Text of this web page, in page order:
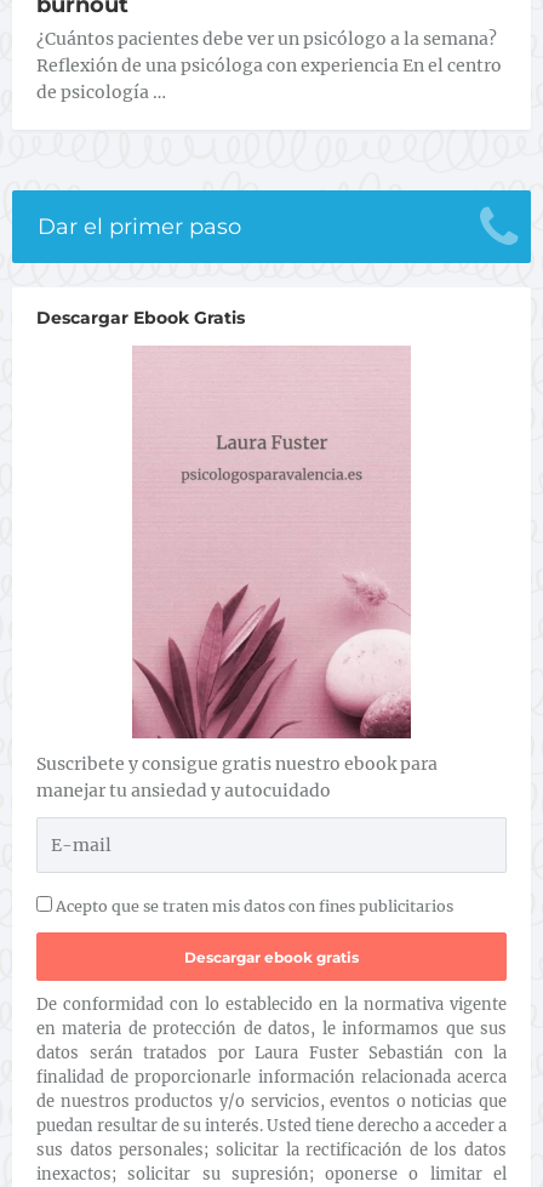
¿Cuántos pacientes debe ver un psicólogo a la semana?
Reflexión de una psicóloga con experiencia En el centro
de psicología …
Dar el primer paso
Descargar Ebook Gratis
Suscribete y consigue gratis nuestro ebook para
manejar tu ansiedad y autocuidado
Acepto que se traten mis datos con fines publicitarios
De conformidad con lo establecido en la normativa vigente
en materia de protección de datos, le informamos que sus
datos serán tratados por Laura Fuster Sebastián con la
finalidad de proporcionarle información relacionada acerca
de nuestros productos y/o servicios, eventos o noticias que
puedan resultar de su interés. Usted tiene derecho a acceder a
sus datos personales; solicitar la rectificación de los datos
inexactos; solicitar su supresión; oponerse o limitar el